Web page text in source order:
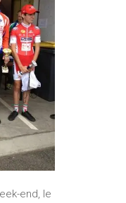
end, le